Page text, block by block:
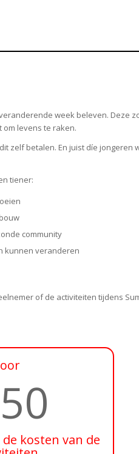
week beleven. Deze
om levens te raken.
zelf betalen. En juist díe jongeren
tiener:
community
kunnen veranderen
of de activiteiten tijdens
kosten van de